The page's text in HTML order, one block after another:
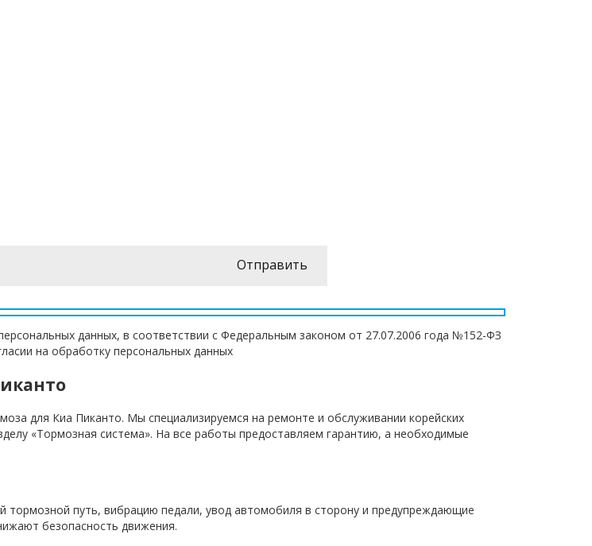
данных, в соответствии с Федеральным законом от 27.07.2006 года №152-ФЗ
на обработку персональных данных
для Киа Пиканто. Мы специализируемся на ремонте и обслуживании корейских
«Тормозная система». На все работы предоставляем гарантию, а необходимые
путь, вибрацию педали, увод автомобиля в сторону и предупреждающие
безопасность движения.